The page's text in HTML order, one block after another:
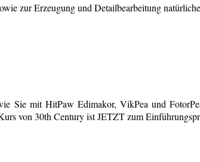
zur Erzeugung und Detailbearbeitung
Sie mit HitPaw Edimakor, VikPea und
von 30th Century ist JETZT zum